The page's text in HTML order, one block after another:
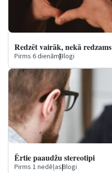
Redzēt vairāk, nekā redzams
Pirms 6 dienām|Blogi
Ērtie paaudžu stereotipi
Pirms 1 nedēļas|Blogi